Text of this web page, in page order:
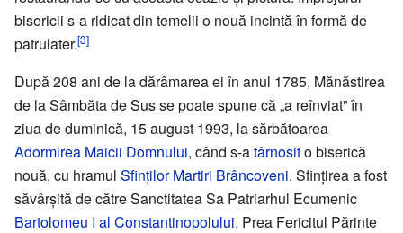
bisericii s-a ridicat din temelii o nouă incintă în formă de
patrulater.[3]
După 208 ani de la dărâmarea ei în anul 1785, Mănăstirea
de la Sâmbăta de Sus se poate spune că „a reînviat” în
ziua de duminică, 15 august 1993, la sărbătoarea
Adormirea Maicii Domnului, când s-atârnosito biserică
nouă, cu hramul Sfinților Martiri Brâncoveni. Sfințirea a fost
săvârșită de către Sanctitatea Sa Patriarhul Ecumenic
Bartolomeu I al Constantinopolului, Prea Fericitul Părinte